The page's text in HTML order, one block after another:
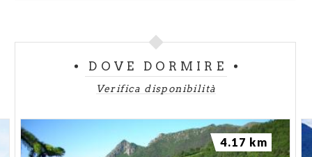
DOVE DORMIRE
Verifica disponibilità
4.17 km